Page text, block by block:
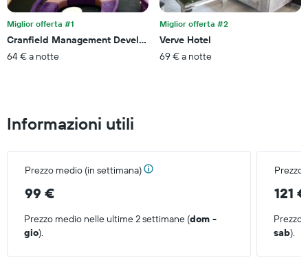
prezzo
medio
di
una
Miglior offerta #1
Cranfield Management Development Centre
64 € a notte
Miglior offerta #2
Verve Hotel
69 € a notte
Informazioni utili
Prezzo medio (in settimana)
99 €
Prezzo
121 €
Prezzo medio nelle ultime 2 settimane (dom -
gio).
Prezzo
sab).